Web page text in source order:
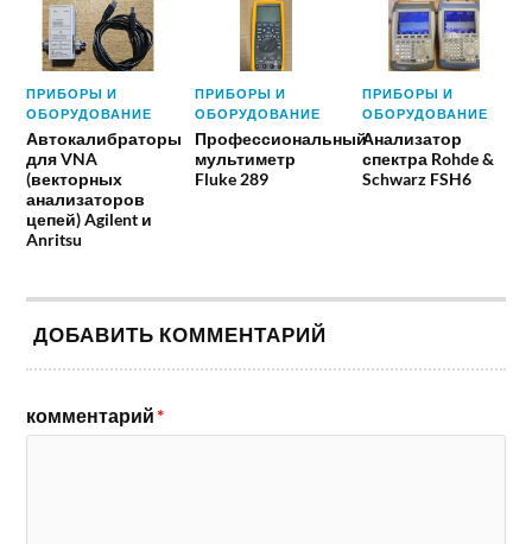
ПРИБОРЫ И
ОБОРУДОВАНИЕ
Автокалибраторы
для VNA
(векторных
анализаторов
цепей) Agilent и
Anritsu
ПРИБОРЫ И
ОБОРУДОВАНИЕ
Профессиональный
мультиметр
Fluke 289
ПРИБОРЫ И
ОБОРУДОВАНИЕ
Анализатор
спектра Rohde &
Schwarz FSH6
ДОБАВИТЬ КОММЕНТАРИЙ
комментарий*